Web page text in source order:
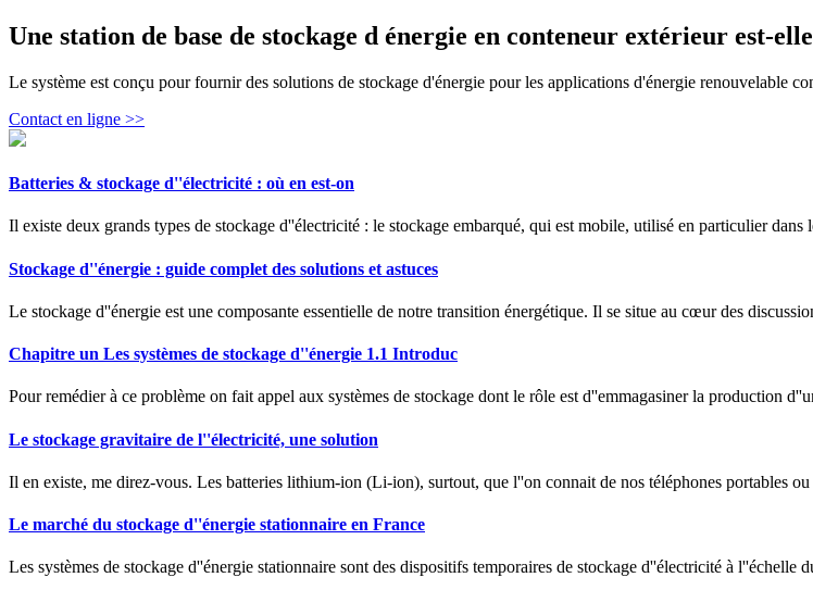
Une station de base de stockage d énergie en conteneur extérieur est-
Le système est conçu pour fournir des solutions de stockage d'énergie pour les applications d'énergie renouvelable
Contact en ligne >>
Batteries & stockage d''électricité : où en est-on
Il existe deux grands types de stockage d''électricité : le stockage embarqué, qui est mobile, utilisé en particulier dans
Stockage d''énergie : guide complet des solutions et astuces
Le stockage d''énergie est une composante essentielle de notre transition énergétique. Il se situe au cœur des
Chapitre un Les systèmes de stockage d''énergie 1.1 Introduc
Pour remédier à ce problème on fait appel aux systèmes de stockage dont le rôle est d''emmagasiner la production
Le stockage gravitaire de l''électricité, une solution
Il en existe, me direz-vous. Les batteries lithium-ion (Li-ion), surtout, que l''on connait de nos téléphones portables
Le marché du stockage d''énergie stationnaire en France
Les systèmes de stockage d''énergie stationnaire sont des dispositifs temporaires de stockage d''électricité à l''échelle